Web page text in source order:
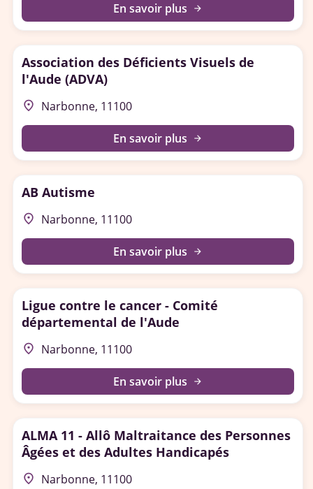
En savoir plus arrow_forward
Association des Déficients Visuels de
l'Aude (ADVA)
place Narbonne, 11100
En savoir plus arrow_forward
AB Autisme
place Narbonne, 11100
En savoir plus arrow_forward
Ligue contre le cancer - Comité
départemental de l'Aude
place Narbonne, 11100
En savoir plus arrow_forward
ALMA 11 - Allô Maltraitance des Personnes
Âgées et des Adultes Handicapés
place Narbonne, 11100